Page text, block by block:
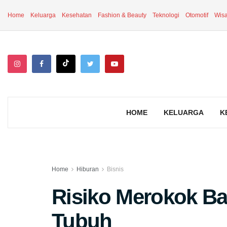
Home Keluarga Kesehatan Fashion & Beauty Teknologi Otomotif
HOME KELUARGA
Home Hiburan Bisnis
Risiko Merokok
Tubuh